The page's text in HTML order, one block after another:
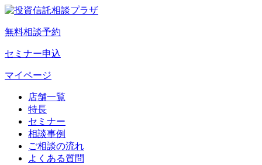
無料相談予約
セミナー申込
マイページ
店舗一覧
特長
セミナー
相談事例
ご相談の流れ
よくある質問